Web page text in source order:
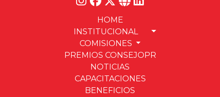
HOME
INSTITUCIONAL
COMISIONES
PREMIOS CONSEJOPR
NOTICIAS
CAPACITACIONES
BENEFICIOS